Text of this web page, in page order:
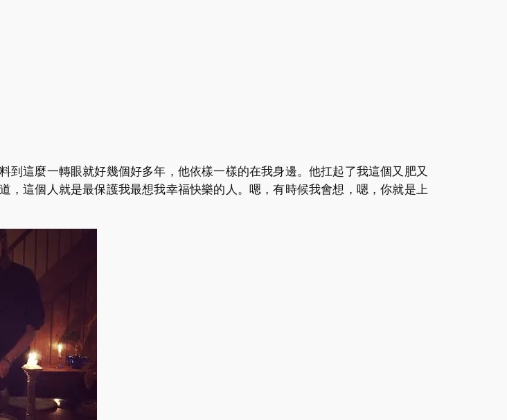
這麼一轉眼就好幾個好多年，他依樣一樣的在我身邊。他扛起了我這個又肥又
，這個人就是最保護我最想我幸福快樂的人。嗯，有時候我會想，嗯，你就是上